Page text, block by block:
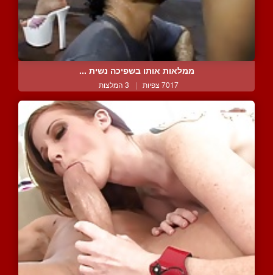
ממלאות אותו בשפיכה נשית ...
7017 צפיות | 3 המלצות